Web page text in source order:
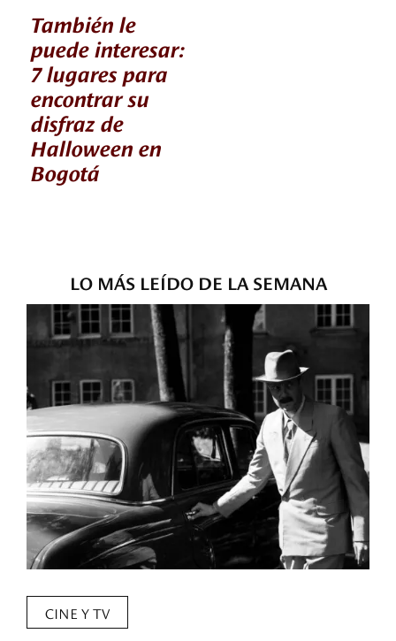
También le
puede interesar:
7 lugares para
encontrar su
disfraz de
Halloween en
Bogotá
LO MÁS LEÍDO DE LA SEMANA
CINE Y TV